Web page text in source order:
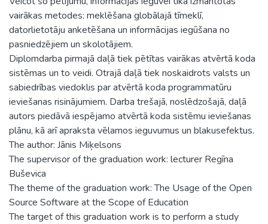
vairākas metodes: meklēšana globālajā tīmeklī,
datorlietotāju anketēšana un informācijas iegūšana no
pasniedzējiem un skolotājiem.
Diplomdarba pirmajā daļā tiek pētītas vairākas atvērtā koda
sistēmas un to veidi. Otrajā daļā tiek noskaidrots valsts un
sabiedrības viedoklis par atvērtā koda programmatūru
ieviešanas risinājumiem. Darba trešajā, noslēdzošajā, daļā
autors piedāvā iespējamo atvērtā koda sistēmu ieviešanas
plānu, kā arī apraksta vēlamos ieguvumus un blakusefektus.
The author: Jānis Miķelsons
The supervisor of the graduation work: lecturer Regīna
Buševica
The theme of the graduation work: The Usage of the Open
Source Software at the Scope of Education
The target of this graduation work is to perform a study